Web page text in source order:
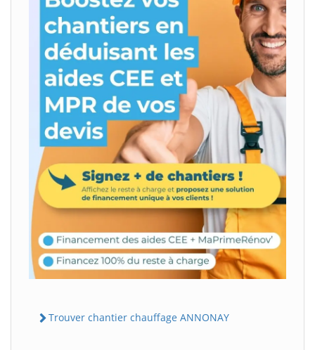
Trouver chantier chauffage ANNONAY